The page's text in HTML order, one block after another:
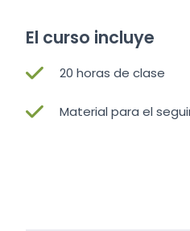
El curso incluye
20 horas de clase
Material para el